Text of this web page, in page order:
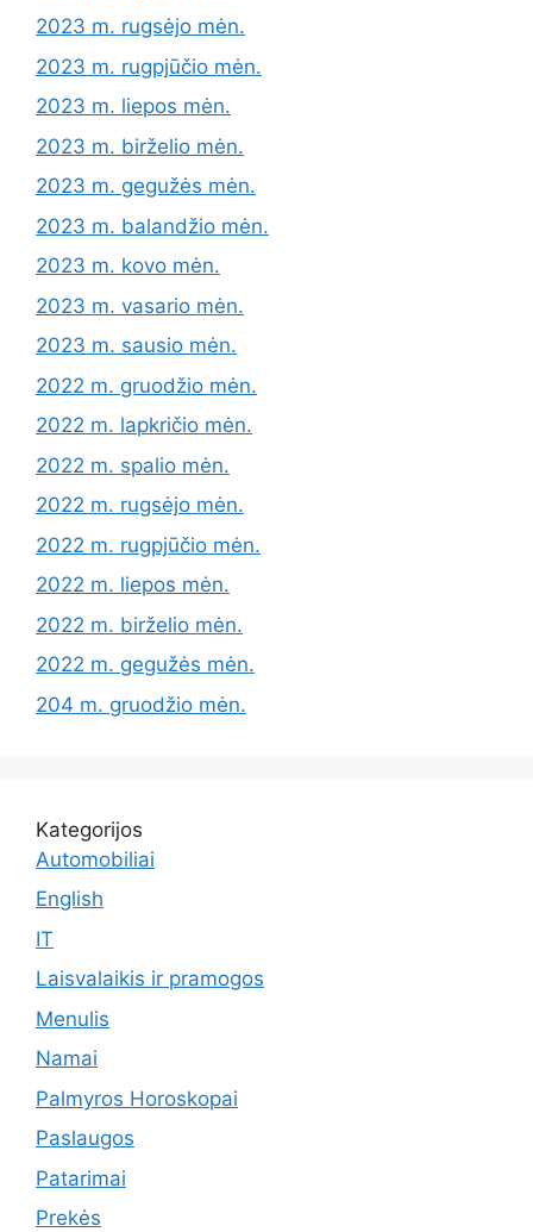
2023 m. rugsėjo mėn.
2023 m. rugpjūčio mėn.
2023 m. liepos mėn.
2023 m. birželio mėn.
2023 m. gegužės mėn.
2023 m. balandžio mėn.
2023 m. kovo mėn.
2023 m. vasario mėn.
2023 m. sausio mėn.
2022 m. gruodžio mėn.
2022 m. lapkričio mėn.
2022 m. spalio mėn.
2022 m. rugsėjo mėn.
2022 m. rugpjūčio mėn.
2022 m. liepos mėn.
2022 m. birželio mėn.
2022 m. gegužės mėn.
204 m. gruodžio mėn.
Kategorijos
Automobiliai
English
IT
Laisvalaikis ir pramogos
Menulis
Namai
Palmyros Horoskopai
Paslaugos
Patarimai
Prekės